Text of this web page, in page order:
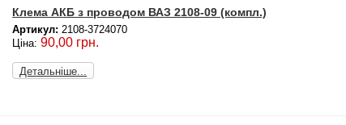
Клема АКБ з проводом ВАЗ 2108-09 (компл.)
Артикул: 2108-3724070
Ціна:90,00 грн.
Детальніше...